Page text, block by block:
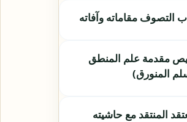
التصوف مقاماته وآفاته
مقدمة علم المنطق
المنورق)
المنتقد مع حاشيته